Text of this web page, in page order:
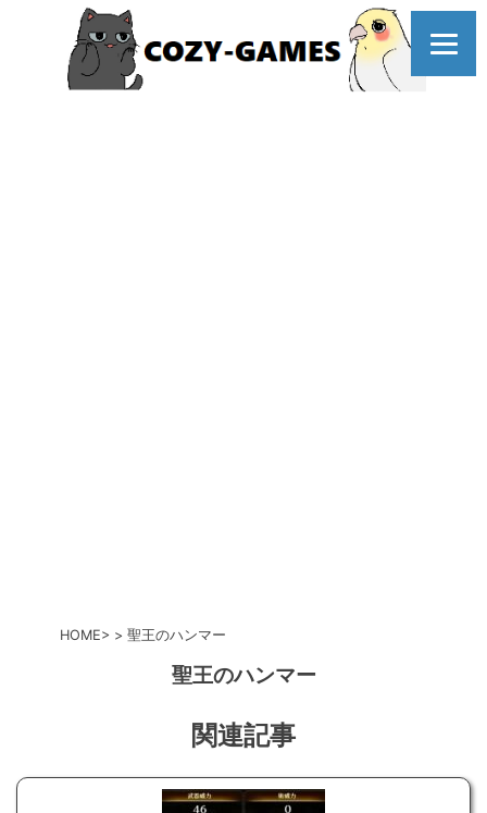
HOME 聖王のハンマー
聖王のハンマー
関連記事